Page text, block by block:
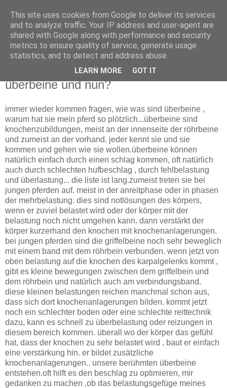
Tanja Dietrich
Physiotherapeutin für Pferde (FN)
Sonntag, 23. September 2007
überbeine und nun?
immer wieder kommen fragen, wie was sind überbeine ,
warum hat sie mein pferd so plötzlich...überbeine sind
knochenzubildungen, meist an der innenseite der röhrbeine
und zumeist an der vorhand. jeder kennt sie und sie
kommen und gehen wie sie wollen.überbeine können
natürlich einfach durch einen schlag kommen, oft natürlich
auch durch schlechten hufbeschlag , durch fehlbelastung
und überlastung... die liste ist lang.zumeist treten sie bei
jungen pferden auf. meist in der anreitphase oder in phasen
der mehrbelastung. dies sind notlösungen des körpers,
wenn er zuviel belastet wird oder der körper mit der
belastung noch nicht umgehen kann. dann verstärkt der
körper kurzerhand den knochen mit knochenanlagerungen.
bei jungen pferden sind die griffelbeine noch sehr beweglich
mit einem band mit dem röhrbein verbunden. wenn jetzt von
oben belastung auf die knochen des karpalgelenks kommt ,
gibt es kleine bewegungen zwischen dem griffelbein und
dem röhrbein und natürlich auch am verbindungsband.
diese kleinen belastungen reichen manchmal schon aus,
dass sich dort knochenanlagerungen bilden. kommt jetzt
noch ein schlechter boden oder eine schlechte reittechnik
dazu, kann es schnell zu überbelastung oder reizungen in
diesem bereich kommen. überall wo der körper das gefühl
hat, dass der knochen zu sehr belastet wird , baut er einfach
eine verstärkung hin. er bildet zusätzliche
knochenanlagerungen.. unsere berühmten überbeine
entstehen.oft hilft es den beschlag zu optimieren, mir
gedanken zu machen ,ob das belastungsgefüge meines
This site uses cookies from Google to deliver its services
and to analyze traffic. Your IP address and user-agent are
shared with Google along with performance and security
metrics to ensure quality of service, generate usage
statistics, and to detect and address abuse.
LEARN MORE GOT IT